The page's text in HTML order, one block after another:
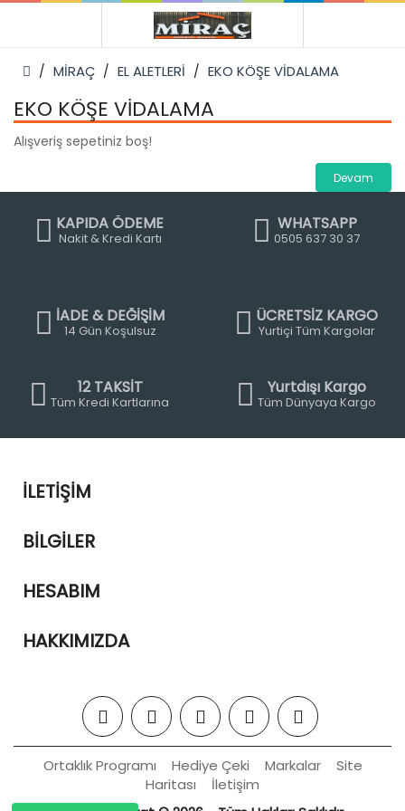
MİRAÇ EL ALETLERİ EKO KÖŞE VİDALAMA
EKO KÖŞE VİDALAMA
Alışveriş sepetiniz boş!
Devam
KAPIDA ÖDEME
Nakit & Kredi Kartı
WHATSAPP
0505 637 30 37
İADE & DEĞİŞİM
14 Gün Koşulsuz
ÜCRETSİZ KARGO
Yurtiçi Tüm Kargolar
12 TAKSİT
Tüm Kredi Kartlarına
Yurtdışı Kargo
Tüm Dünyaya Kargo
İLETIŞIM
BILGILER
HESABIM
HAKKIMIZDA
Ortaklık Programı Hediye Çeki Markalar
Site
Haritası
İletişim